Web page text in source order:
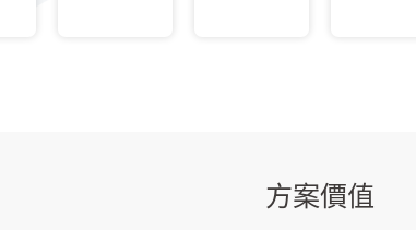
方案價值